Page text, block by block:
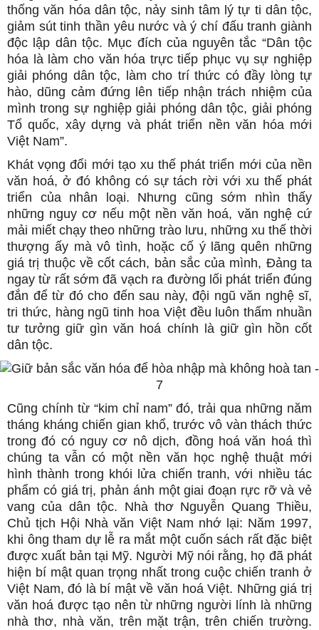
thống văn hóa dân tộc, nảy sinh tâm lý tự ti dân tộc,
giảm sút tinh thần yêu nước và ý chí đấu tranh giành
độc lập dân tộc. Mục đích của nguyên tắc “Dân tộc
hóa là làm cho văn hóa trực tiếp phục vụ sự nghiệp
giải phóng dân tộc, làm cho trí thức có đầy lòng tự
hào, dũng cảm đứng lên tiếp nhận trách nhiệm của
mình trong sự nghiệp giải phóng dân tộc, giải phóng
Tổ quốc, xây dựng và phát triển nền văn hóa mới
Việt Nam”.
Khát vọng đổi mới tạo xu thế phát triển mới của nền
văn hoá, ở đó không có sự tách rời với xu thế phát
triển của nhân loại. Nhưng cũng sớm nhìn thấy
những nguy cơ nếu một nền văn hoá, văn nghệ cứ
mải miết chạy theo những trào lưu, những xu thế thời
thượng ấy mà vô tình, hoặc cố ý lãng quên những
giá trị thuộc về cốt cách, bản sắc của mình, Đảng ta
ngay từ rất sớm đã vạch ra đường lối phát triển đúng
đắn để từ đó cho đến sau này, đội ngũ văn nghệ sĩ,
tri thức, hàng ngũ tinh hoa Việt đều luôn thấm nhuần
tư tưởng giữ gìn văn hoá chính là giữ gìn hồn cốt
dân tộc.
Cũng chính từ “kim chỉ nam” đó, trải qua những năm
tháng kháng chiến gian khổ, trước vô vàn thách thức
trong đó có nguy cơ nô dịch, đồng hoá văn hoá thì
chúng ta vẫn có một nền văn học nghệ thuật mới
hình thành trong khói lửa chiến tranh, với nhiều tác
phẩm có giá trị, phản ánh một giai đoạn rực rỡ và vẻ
vang của dân tộc. Nhà thơ Nguyễn Quang Thiều,
Chủ tịch Hội Nhà văn Việt Nam nhớ lại: Năm 1997,
khi ông tham dự lễ ra mắt một cuốn sách rất đặc biệt
được xuất bản tại Mỹ. Người Mỹ nói rằng, họ đã phát
hiện bí mật quan trọng nhất trong cuộc chiến tranh ở
Việt Nam, đó là bí mật về văn hoá Việt. Những giá trị
văn hoá được tạo nên từ những người lính là những
nhà thơ, nhà văn, trên mặt trận, trên chiến trường.